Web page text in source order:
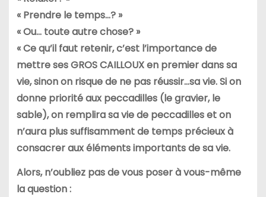
« Prendre le temps…? »
« Ou… toute autre chose? »
« Ce qu’il faut retenir, c’est l’importance de
mettre ses GROS CAILLOUXen premier dans sa
vie, sinon on risque de ne pas réussir…sa vie. Sion
donne priorité aux peccadilles (le gravier, le
sable), on remplirasa vie de peccadilles et on
n’aura plus suffisamment de temps précieuxà
consacrer aux éléments importants de sa vie.
Alors, n’oubliez pas de vous poser à vous-même
la question :